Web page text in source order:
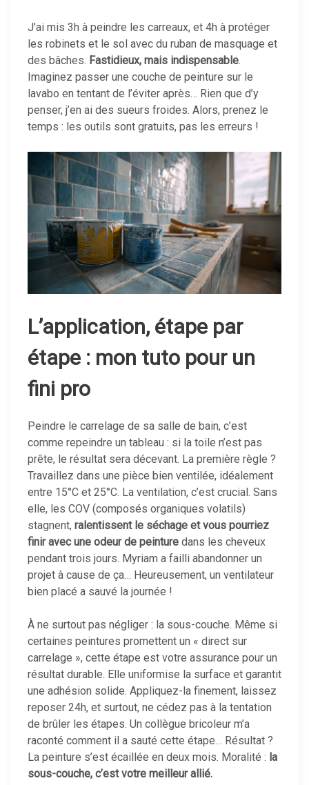
J’ai mis 3h à peindre les carreaux, et 4h à protéger
les robinets et le sol avec du ruban de masquage et
des bâches. Fastidieux, mais indispensable.
Imaginez passer une couche de peinture sur le
lavabo en tentant de l’éviter après… Rien que d’y
penser, j’en ai des sueurs froides. Alors, prenez le
temps : les outils sont gratuits, pas les erreurs !
L’application, étape par
étape : mon tuto pour un
fini pro
Peindre le carrelage de sa salle de bain, c’est
comme repeindre un tableau : si la toile n’est pas
prête, le résultat sera décevant. La première règle ?
Travaillez dans une pièce bien ventilée, idéalement
entre 15°C et 25°C. La ventilation, c’est crucial. Sans
elle, les COV (composés organiques volatils)
stagnent, ralentissent le séchage et vous pourriez
finir avec une odeur de peinture dans les cheveux
pendant trois jours. Myriam a failli abandonner un
projet à cause de ça… Heureusement, un ventilateur
bien placé a sauvé la journée !
À ne surtout pas négliger : la sous-couche. Même si
certaines peintures promettent un « direct sur
carrelage », cette étape est votre assurance pour un
résultat durable. Elle uniformise la surface et garantit
une adhésion solide. Appliquez-la finement, laissez
reposer 24h, et surtout, ne cédez pas à la tentation
de brûler les étapes. Un collègue bricoleur m’a
raconté comment il a sauté cette étape… Résultat ?
La peinture s’est écaillée en deux mois. Moralité : la
sous-couche, c’est votre meilleur allié.